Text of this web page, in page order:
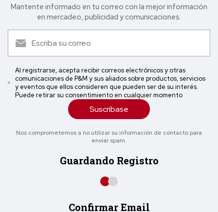
Mantente informado en tu correo con la mejor in formación
en mercadeo, publicidad y comunicaciones.
Al registrarse, acepta recibir correos electrónicos y otras
comunicaciones de P&M y sus aliados sobre productos, servicios
y eventos que ellos consideren que pueden ser de su interés.
Puede retirar su consentimiento en cualquier momento
Suscríbase
Nos comprometemos a no utilizar su información de contacto para
enviar spam.
Guardando Registro
Confirmar Email